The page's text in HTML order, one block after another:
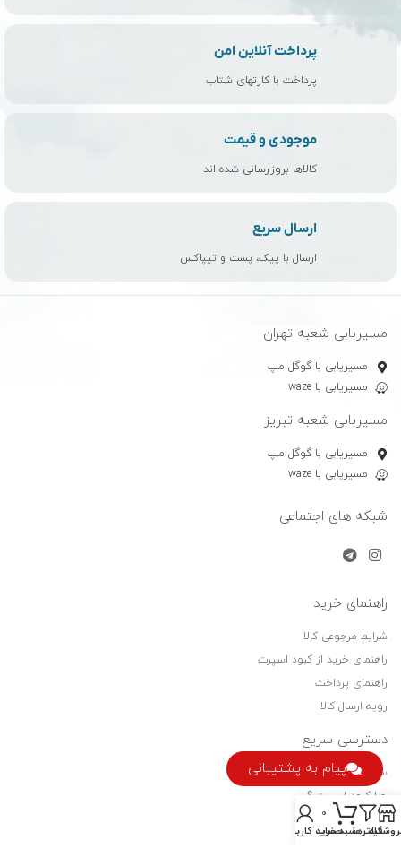
پرداخت آنلاین امن
پرداخت با کارتهای شتاب
موجودی و قیمت
کالاها بروزرسانی شده اند
ارسال سریع
ارسال با پیک، پست و تیپاکس
مسیربابی شعبه تهران
مسیریابی با گوگل مپ
مسیریابی با waze
مسیربابی شعبه تبریز
مسیریابی با گوگل مپ
مسیریابی با waze
شبکه های اجتماعی
راهنمای خرید
شرایط مرجوعی کالا
راهنمای خرید از کبود اسپرت
راهنمای پرداخت
رویه ارسال کالا
دسترسی سریع
سیاست حفظ حریم خصوصی
چرا کبود اسپرت ؟
فرصت های شغلی
پیام به پشتیبانی
فیلترها
0
سبد خرید
حساب کاربری من